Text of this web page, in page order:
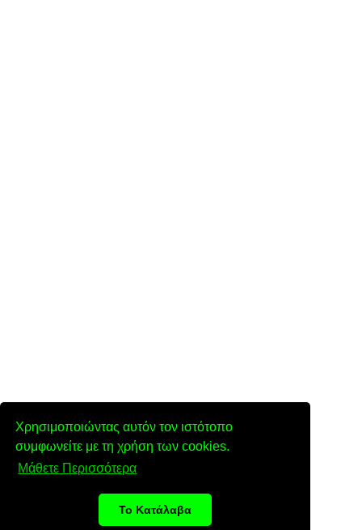
Χρησιμοποιώντας αυτόν τον ιστότοπο
συμφωνείτε με τη χρήση των cookies.
Μάθετε Περισσότερα
Το Κατάλαβα